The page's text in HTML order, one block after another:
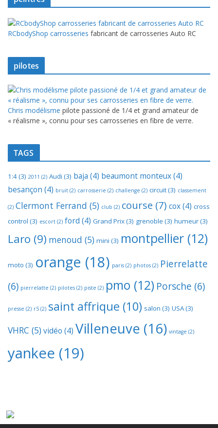
RCbodyShop carrosseries fabricant de carrosseries Auto RC
pilotes
Chris modélisme pilote passioné de 1/4 et grand amateur de
« réalisme », connu pour ses carrosseries en fibre de verre.
TAGS
1:4(3) 2011 (2) Audi (3) baja (4) beaumont monteux(4)
besançon (4) bruit (2) carrosserie (2) challenge (2) circuit(3) classement
(2) Clermont Ferrand (5) club (2) course (7) cox(4) cross
control (3) escort (2) ford (4) Grand Prix(3) grenoble (3) humeur(3)
Laro (9) menoud (5) mini (3) montpellier (12)
moto (3) orange (18) paris (2) photos (2) Pierrelatte
(6) pierrelatte (2) pilotes (2) piste (2) pmo (12) Porsche (6)
presse (2) r5 (2) saint affrique (10) salon (3) USA(3)
VHRC (5)vidéo (4) Villeneuve (16) vintage (2)
yankee (19)